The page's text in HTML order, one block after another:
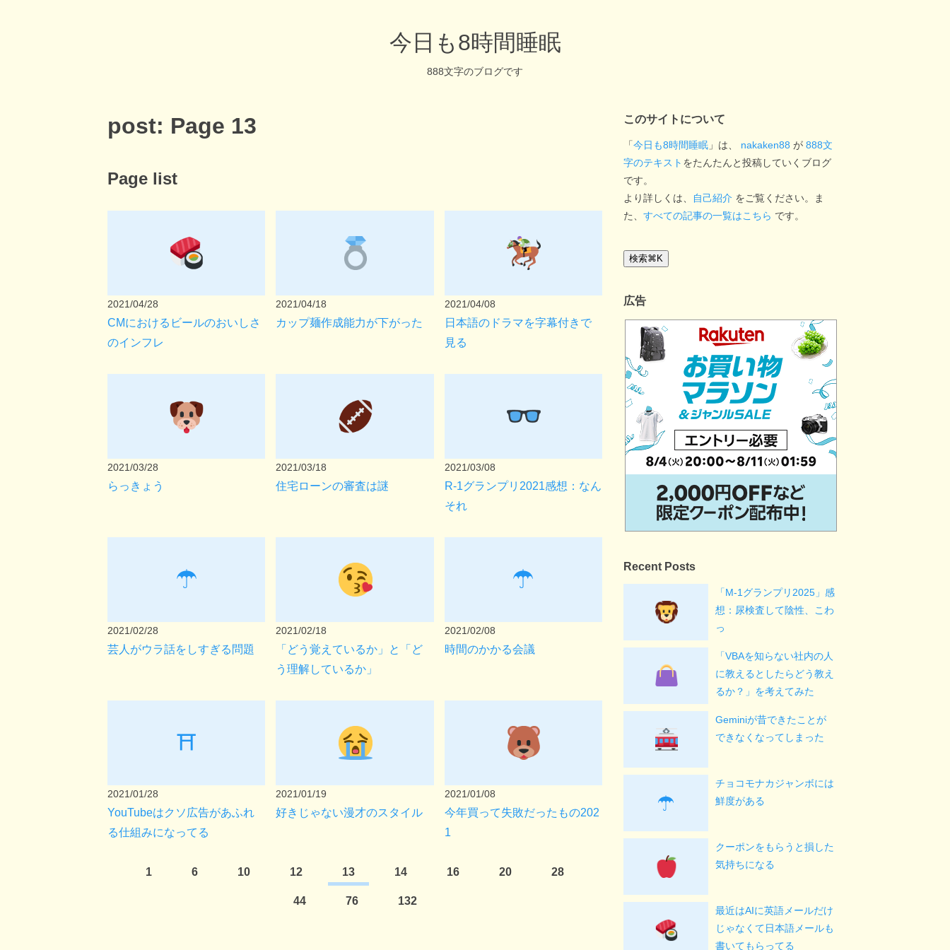
今日も8時間睡眠
888文字のブログです
post: Page 13
Page list
2021/04/28
CMにおけるビールのおいしさ
のインフレ
2021/04/18
カップ麺作成能力が下がった
2021/04/08
日本語のドラマを字幕付きで
見る
2021/03/28
らっきょう
2021/03/18
住宅ローンの審査は謎
2021/03/08
R-1グランプリ2021感想：なん
それ
☂
2021/02/28
芸人がウラ話をしすぎる問題
2021/02/18
「どう覚えているか」と「ど
う理解しているか」
☂
2021/02/08
時間のかかる会議
⛩
2021/01/28
YouTubeはクソ広告があふれ
る仕組みになってる
2021/01/19
好きじゃない漫才のスタイル
2021/01/08
今年買って失敗だったもの202
1
1 6 10 12 13 14 16 20 28
44 76 132
このサイトについて
「今日も8時間睡眠 」は、 nakaken88 が 888文
字のテキスト をたんたんと投稿していくブログ
です。
より詳しくは、
自己紹介 をご覧ください。ま
た、 すべての記事の一覧はこちら です。
検索⌘ K
広告
Recent Posts
「M-1グランプリ2025」感
想：尿検査して陰性、こわ
っ
「VBAを知らない社内の人
に教えるとしたらどう教え
るか？」を考えてみた
Geminiが昔できたことが
できなくなってしまった
☂
チョコモナカジャンボには
鮮度がある
クーポンをもらうと損した
気持ちになる
最近はAIに英語メールだけ
じゃなくて日本語メールも
書いてもらってる